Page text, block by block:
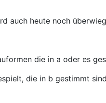
auch heute noch
die in a oder es
die in b gestimmt